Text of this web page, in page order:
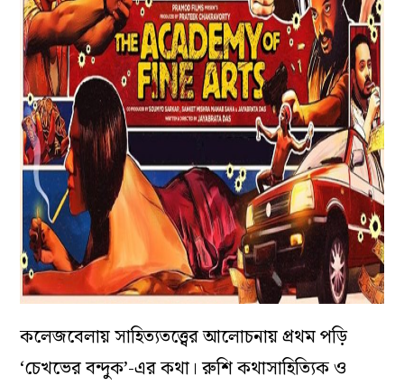
কলেজবেলায় সাহিত্যতত্ত্বের আলোচনায় প্রথম পড়ি
‘চেখভের বন্দুক’-এর কথা। রুশি কথাসাহিত্যিক ও